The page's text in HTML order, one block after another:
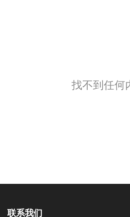
找不到任何
联系我们